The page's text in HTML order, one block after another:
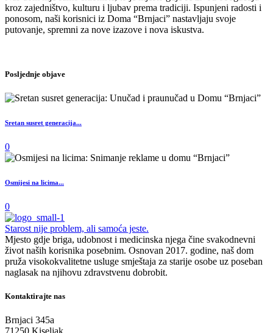
kroz zajedništvo, kulturu i ljubav prema tradiciji. Ispunjeni radosti i
ponosom, naši korisnici iz Doma “Brnjaci” nastavljaju svoje
putovanje, spremni za nove izazove i nova iskustva.
Posljednje objave
Sretan susret generacija...
0
Osmijesi na licima...
0
Starost nije problem, ali samoća jeste.
Mjesto gdje briga, udobnost i medicinska njega čine svakodnevni
život naših korisnika posebnim. Osnovan 2017. godine, naš dom
pruža visokokvalitetne usluge smještaja za starije osobe uz poseban
naglasak na njihovu zdravstvenu dobrobit.
Kontaktirajte nas
Brnjaci 345a